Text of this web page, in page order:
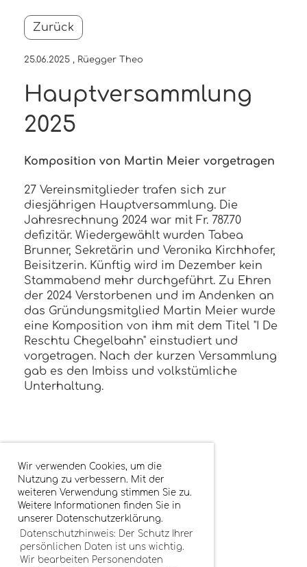
Wir verwenden Cookies, um die
Nutzung zu verbessern. Mit der
weiteren Verwendung stimmen Sie zu.
Weitere Informationen finden Sie in
unserer Datenschutzerklärung.
Datenschutzhinweis: Der Schutz Ihrer
persönlichen Daten ist uns wichtig.
Wir bearbeiten Personendaten
Zurück
25.06.2025 , Rüegger Theo
Hauptversammlung
2025
Komposition von Martin Meier vorgetragen
27 Vereinsmitglieder trafen sich zur
diesjährigen Hauptversammlung. Die
Jahresrechnung 2024 war mit Fr. 787.70
defizitär. Wiedergewählt wurden Tabea
Brunner, Sekretärin und Veronika Kirchhofer,
Beisitzerin. Künftig wird im Dezember kein
Stammabend mehr durchgeführt. Zu Ehren
der 2024 Verstorbenen und im Andenken an
das Gründungsmitglied Martin Meier wurde
eine Komposition von ihm mit dem Titel "I De
Reschtu Chegelbahn" einstudiert und
vorgetragen. Nach der kurzen Versammlung
gab es den Imbiss und volkstümliche
Unterhaltung.